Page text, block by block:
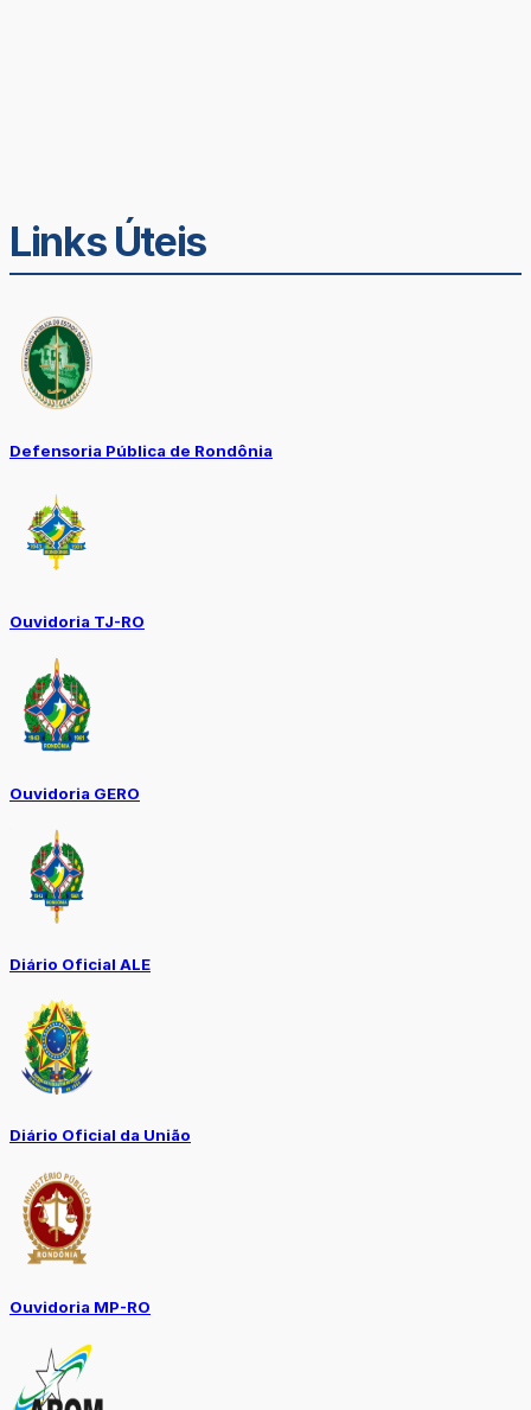
Links Úteis
Defensoria Pública de Rondônia
Ouvidoria TJ-RO
Ouvidoria GERO
Diário Oficial ALE
Diário Oficial da União
Ouvidoria MP-RO